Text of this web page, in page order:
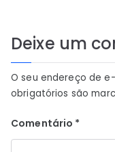
Deixe um
O seu endereço de
obrigatórios são
Comentário *